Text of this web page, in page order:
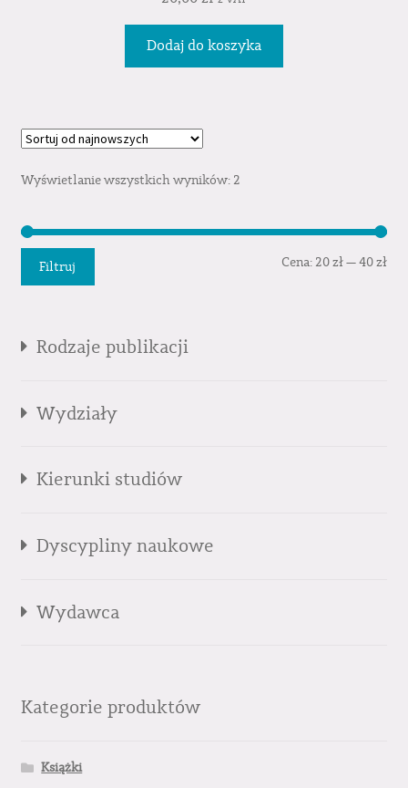
Dodaj do koszyka
Wyświetlanie wszystkich wyników: 2
Filtruj Cena:20 zł—40 zł
Rodzaje publikacji
Wydziały
Kierunki studiów
Dyscypliny naukowe
Wydawca
Kategorie produktów
Książki